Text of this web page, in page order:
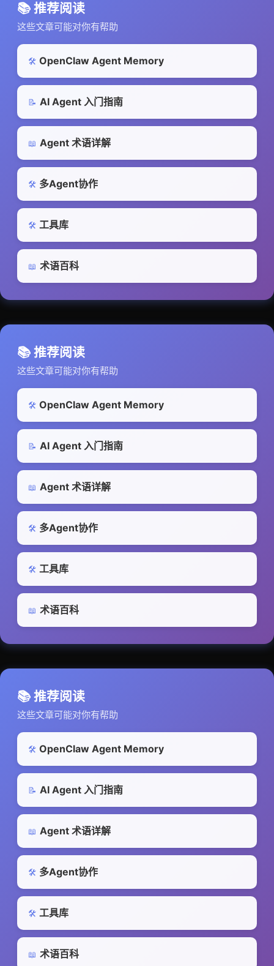
📚 推荐阅读
这些文章可能对你有帮助
🛠️ OpenClaw Agent Memory
📝 AI Agent 入门指南
📖 Agent 术语详解
🛠️ 多Agent协作
🛠️ 工具库
📖 术语百科
📚 推荐阅读
这些文章可能对你有帮助
🛠️ OpenClaw Agent Memory
📝 AI Agent 入门指南
📖 Agent 术语详解
🛠️ 多Agent协作
🛠️ 工具库
📖 术语百科
📚 推荐阅读
这些文章可能对你有帮助
🛠️ OpenClaw Agent Memory
📝 AI Agent 入门指南
📖 Agent 术语详解
🛠️ 多Agent协作
🛠️ 工具库
📖 术语百科